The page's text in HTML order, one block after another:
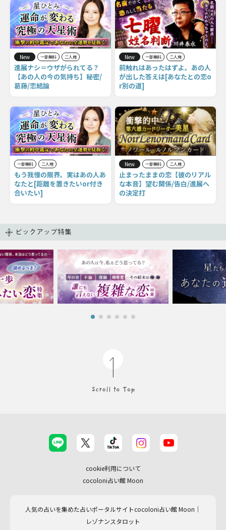
New 一部無料 二人用
進展ナシ＝ウザがられてる？
【あの人の今の気持ち】秘密/
葛藤/恋結論
New 一部無料 二人用
前触れはあったはずよ。あの人
が出した答えは[あなたとの恋o
r別の道]
一部無料 二人用
もう我慢の限界。実はあの人あ
なたと[距離を置きたいor付き
合いたい]
New 一部無料 二人用
止まったままの恋【彼のリアル
な本音】望む関係/告白/進展へ
の決定打
ピックアップ特集
cookie利用について
cocoloni占い館 Moon
人気の占いを集めた占いポータルサイトcocoloni占い館 Moon｜
レゾナンスタロット